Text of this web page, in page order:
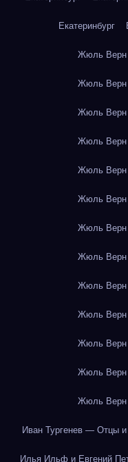
Екатеринбург
Жюль Верн
Жюль Верн
Жюль Верн
Жюль Верн
Жюль Верн
Жюль Верн
Жюль Верн
Жюль Верн
Жюль Верн
Жюль Верн
Жюль Верн
Жюль Верн
Жюль Верн
Иван Тургенев — Отцы и
Илья Ильф и Евгений